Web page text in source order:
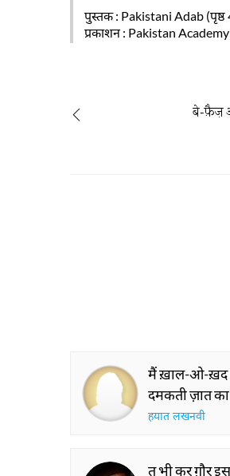
पुस्तक: Pakistani Adab (पृष्ठ
प्रकाशन: Pakistan
बे-फ़ैज़
मैं ख़ाल-ओ-ख़द
दमकती ज़ात
हयात लखनवी
तू भी कर ग़ौर